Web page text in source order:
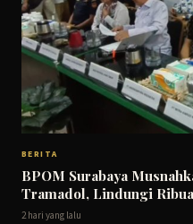
BERITA
BPOM Surabaya
Tramadol, Lindungi
2 hari yang lalu